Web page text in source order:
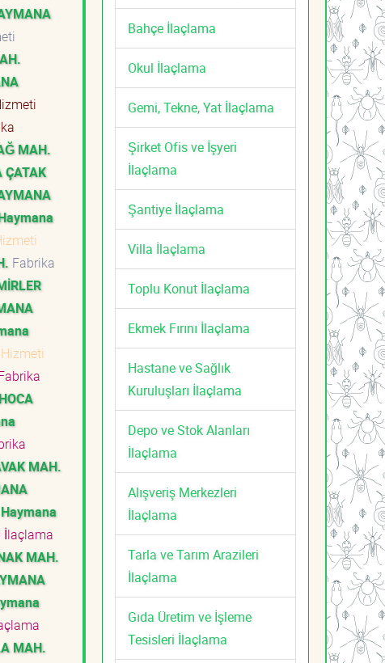
MAH.
ÇATAK
Fabrika
MAH.
Haymana
İlaçlama
MAH.
MAH.
Bahçe İlaçlama
Okul İlaçlama
Gemi, Tekne, Yat İlaçlama
Şirket Ofis ve İşyeri
İlaçlama
Şantiye İlaçlama
Villa İlaçlama
Toplu Konut İlaçlama
Ekmek Fırını İlaçlama
Hastane ve Sağlık
Kuruluşları İlaçlama
Depo ve Stok Alanları
İlaçlama
Alışveriş Merkezleri
İlaçlama
Tarla ve Tarım Arazileri
İlaçlama
Gıda Üretim ve İşleme
Tesisleri İlaçlama